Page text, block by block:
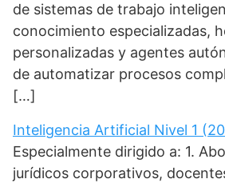
de sistemas de trabajo
conocimiento especializadas,
personalizadas y agentes
de automatizar procesos
[…]
Inteligencia Artificial Nivel 1
Especialmente dirigido a: 1.
jurídicos corporativos,